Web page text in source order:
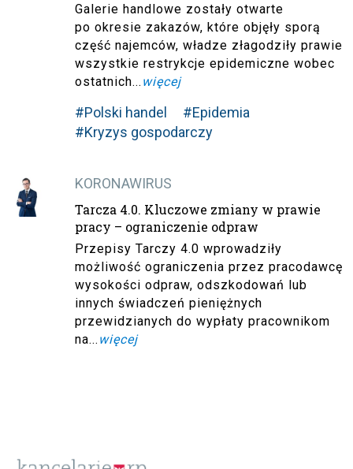
Galerie handlowe zostały otwarte
po okresie zakazów, które objęły sporą
część najemców, władze złagodziły prawie
wszystkie restrykcje epidemiczne wobec
ostatnich... więcej
#Polski handel
#Epidemia
#Kryzys gospodarczy
KORONAWIRUS
Tarcza 4.0. Kluczowe zmiany w prawie
pracy – ograniczenie odpraw
Przepisy Tarczy 4.0 wprowadziły
możliwość ograniczenia przez pracodawcę
wysokości odpraw, odszkodowań lub
innych świadczeń pieniężnych
przewidzianych do wypłaty pracownikom
na... więcej